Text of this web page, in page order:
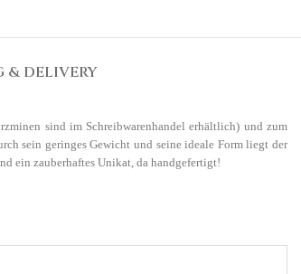
& DELIVERY
sind im Schreibwarenhandel erhältlich) und zum
sein geringes Gewicht und seine ideale Form liegt der
ein zauberhaftes Unikat, da handgefertigt!